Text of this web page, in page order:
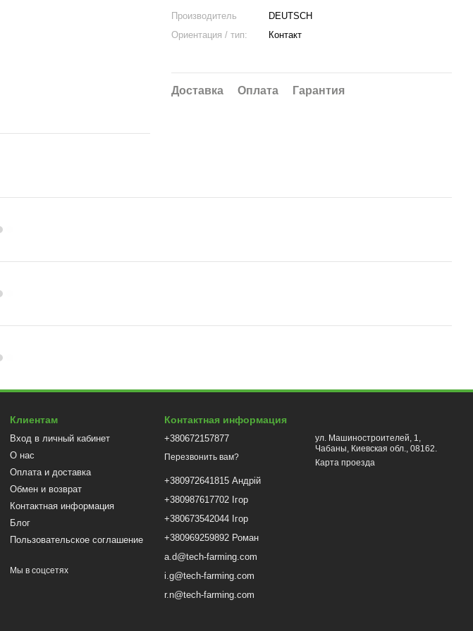
Производитель
DEUTSCH
Ориентация / тип:
Контакт
Доставка Оплата Гарантия
Клиентам
Вход в личный кабинет
О нас
Оплата и доставка
Обмен и возврат
Контактная информация
Блог
Пользовательское соглашение
Мы в соцсетях
Контактная информация
+380672157877
Перезвонить вам?
+380972641815 Андрій
+380987617702 Ігор
+380673542044 Ігор
+380969259892 Роман
a.d@tech-farming.com
i.g@tech-farming.com
r.n@tech-farming.com
ул. Машиностроителей, 1,
Чабаны, Киевская обл., 08162.
Карта проезда